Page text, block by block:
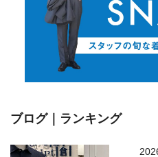
ブログ｜ランキング